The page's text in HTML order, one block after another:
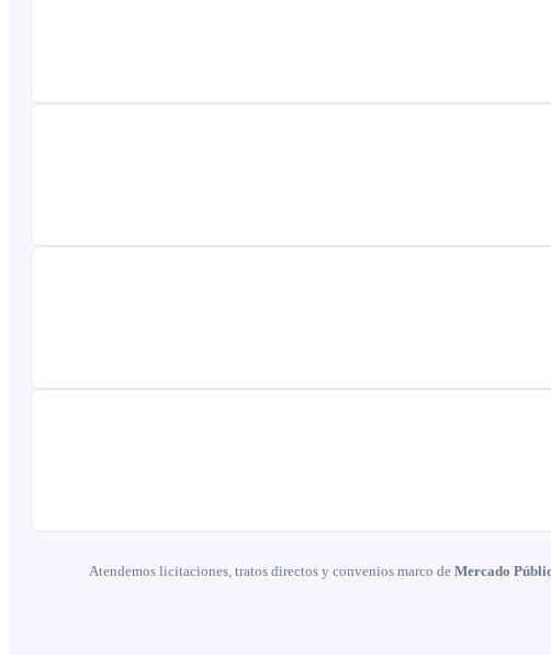
Atendemos licitaciones, tratos directos y convenios marco de Mercado